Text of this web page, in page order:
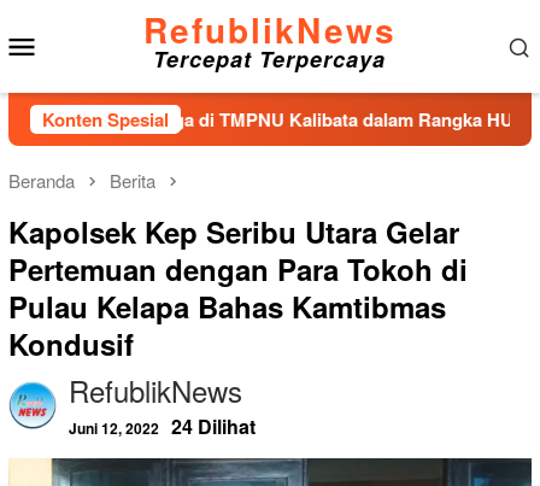
ke
konten
RefublikNews
Tercepat Terpercaya
Konten Spesial
Bunga di TMPNU Kalibata dalam Rangka HUT Ke-40 PPAL
Beranda Berita
Kapolsek Kep Seribu Utara Gelar
Pertemuan dengan Para Tokoh di
Pulau Kelapa Bahas Kamtibmas
Kondusif
RefublikNews
Juni 12, 2022 24 Dilihat